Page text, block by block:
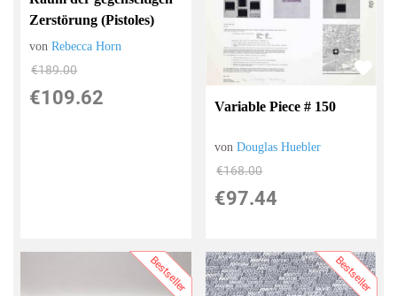
Zerstörung (Pistoles)
vonRebecca Horn
€189.00
€109.62 Variable Piece # 150
vonDouglas Huebler
€168.00
€97.44
Bestseller Bestseller